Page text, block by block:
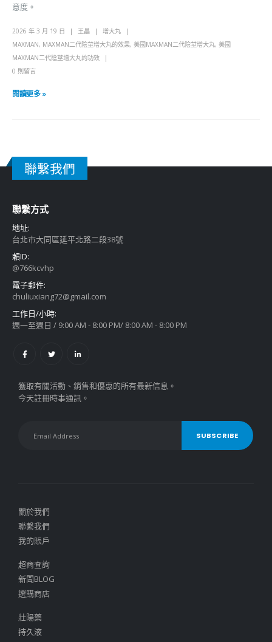
意度。
2026 年 3 月 19 日 王晶
增大丸
MAXMAN, MAXMAN二代陰莖增大丸的效果, 美國MAXMAN二代陰莖增大丸, 美國
MAXMAN二代陰莖增大丸的功效
0 則留言
閱讀更多 »
聯繫我們
聯繫方式
地址:
台北市大同區延平北路二段38號
賴ID:
@766kcvhp
電子郵件:
chuliuxiang72@gmail.com
工作日/小時:
週一至週日 / 9:00 AM - 8:00 PM/ 8:00 AM - 8:00 PM
獲取有關活動、銷售和優惠的所有最新信息。
今天註冊時事通訊。
關於我們
聯繫我們
我的賬戶
超商查詢
新聞BLOG
選購商店
壯陽藥
持久液